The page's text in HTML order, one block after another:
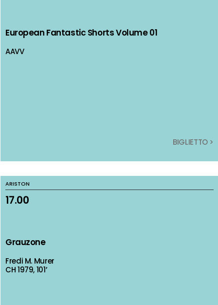
European Fantastic Shorts Volume 01
AAVV
BIGLIETTO >
European Fantastic Shorts Volume 01
AAVV
BIGLIETTO >
ARISTON
17.00
Grauzone
Fredi M. Murer
CH 1979, 101’
ARISTON
17.00
Grauzone
Fredi M. Murer
CH 1979, 101’